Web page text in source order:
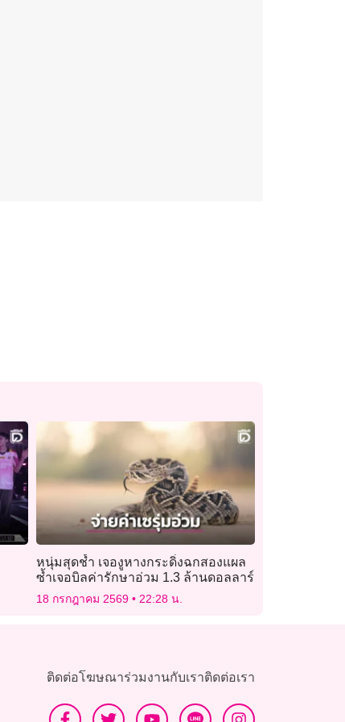
หนุ่มสุดช้ำ เจองูหางกระดิ่งฉกสองแผล
ซ้ำเจอบิลค่ารักษาอ่วม 1.3 ล้านดอลลาร์
18 กรกฎาคม 2569 22:28 น.
ติดต่อโฆษณาร่วมงานกับเราติดต่อเรา